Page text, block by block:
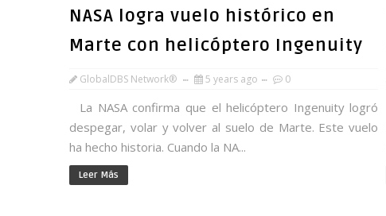
NASA logra vuelo histórico en
Marte con helicóptero Ingenuity
GlobalDBS Network® 5 years ago 0
La NASA confirma que el helicóptero Ingenuity logró
despegar, volar y volver al suelo de Marte. Este vuelo
ha hecho historia. Cuando la NA...
Leer Más